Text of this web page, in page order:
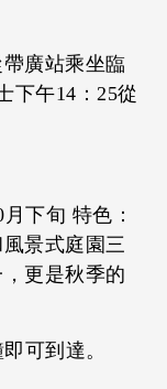
廣站乘坐臨
下午14：25從
下旬 特色：
景式庭園三
更是秋季的
可到達。